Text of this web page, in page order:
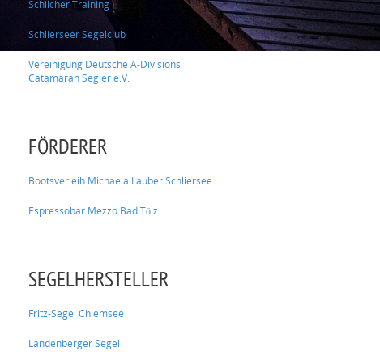
Schilcher Training
Schlierseer Segelclub
Vereinigung Deutsche A-Divisions
Catamaran Segler e.V.
FÖRDERER
Bootsverleih Michaela Lauber Schliersee
Espressobar Mezzo Bad Tölz
SEGELHERSTELLER
Fritz-Segel Chiemsee
Landenberger Segel